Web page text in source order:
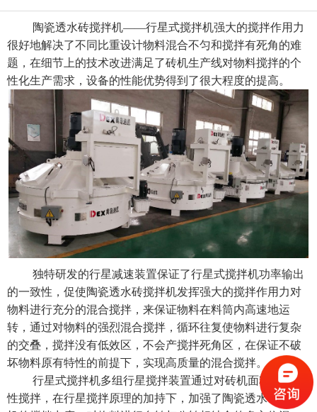
陶瓷透水砖搅拌机——行星式搅拌机强大的搅拌作用力
很好地解决了不同比重设计物料混合不匀和搅拌有死角的难
题，在细节上的技术改进满足了砖机生产线对物料搅拌的个
性化生产需求，设备的性能优势得到了很大程度的提高。
独特研发的行星减速装置保证了行星式搅拌机功率输出
的一致性，促使陶瓷透水砖搅拌机发挥强大的搅拌作用力对
物料进行充分的混合搅拌，来保证物料在料筒内高速地运
转，通过对物料的强烈混合搅拌，循环往复使物料进行复杂
的交叠，搅拌没有低效区，不会产搅拌死角区，在保证不破
坏物料原有特性的前提下，实现高质量的混合搅拌。
行星式搅拌机多组行星搅拌装置通过对砖机面料的强制
性搅拌，在行星搅拌原理的加持下，加强了陶瓷透水砖搅拌